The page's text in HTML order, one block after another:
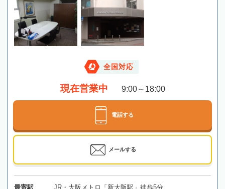
全国対応
現在営業中 9:00～18:00
電話する
メールする
最寄駅 JR・大阪メトロ「新大阪駅」徒歩5分